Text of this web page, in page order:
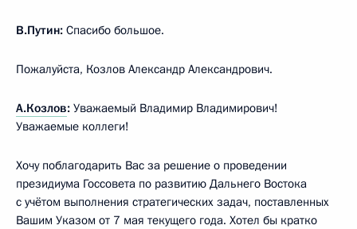
В.Путин: Спасибо большое.
Пожалуйста, Козлов Александр Александрович.
А.Козлов: Уважаемый Владимир Владимирович!
Уважаемые коллеги!
Хочу поблагодарить Вас за решение о проведении
президиума Госсовета по развитию Дальнего Востока
с учётом выполнения стратегических задач, поставленных
Вашим Указом от 7 мая текущего года. Хотел бы кратко